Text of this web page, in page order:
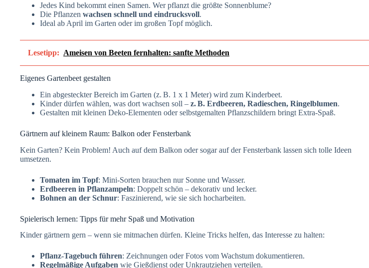
Jedes Kind bekommt einen Samen. Wer pflanzt die größte Sonnenblume?
Die Pflanzen wachsen schnell und eindrucksvoll.
Ideal ab April im Garten oder im großen Topf möglich.
Lesetipp: Ameisen von Beeten fernhalten: sanfte Methoden
Eigenes Gartenbeet gestalten
Ein abgesteckter Bereich im Garten (z. B. 1 x 1 Meter) wird zum Kinderbeet.
Kinder dürfen wählen, was dort wachsen soll – z. B. Erdbeeren, Radieschen, Ringelblumen.
Gestalten mit kleinen Deko-Elementen oder selbstgemalten Pflanzschildern bringt Extra-Spaß.
Gärtnern auf kleinem Raum: Balkon oder Fensterbank
Kein Garten? Kein Problem! Auch auf dem Balkon oder sogar auf der Fensterbank lassen sich tolle Ideen
umsetzen.
Tomaten im Topf: Mini-Sorten brauchen nur Sonne und Wasser.
Erdbeeren in Pflanzampeln: Doppelt schön – dekorativ und lecker.
Bohnen an der Schnur: Faszinierend, wie sie sich hocharbeiten.
Spielerisch lernen: Tipps für mehr Spaß und Motivation
Kinder gärtnern gern – wenn sie mitmachen dürfen. Kleine Tricks helfen, das Interesse zu halten:
Pflanz-Tagebuch führen: Zeichnungen oder Fotos vom Wachstum dokumentieren.
Regelmäßige Aufgaben wie Gießdienst oder Unkrautziehen verteilen.